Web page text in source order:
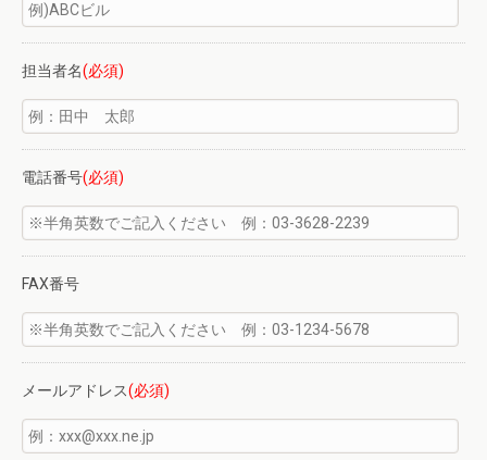
担当者名(必須)
電話番号(必須)
FAX番号
メールアドレス(必須)